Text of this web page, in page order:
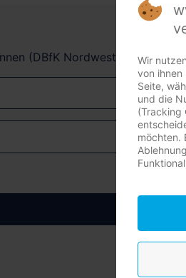
(DBfK Nordwest + Südost)
Wir
von ihnen
Seite,
und die
(Tracking
möchten.